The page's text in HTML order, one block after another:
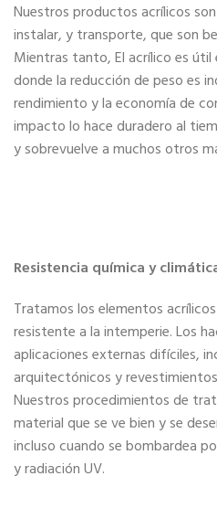
Nuestros productos acrílicos
instalar, y transporte, que son
Mientras tanto, El acrílico es
donde la reducción de peso es
rendimiento y la economía de
impacto lo hace duradero al
y sobrevuelve a muchos otros
Resistencia química y
Tratamos los elementos
resistente a la intemperie. Los
aplicaciones externas difíciles,
arquitectónicos y
Nuestros procedimientos de
material que se ve bien y se
incluso cuando se bombardea
y radiación UV.